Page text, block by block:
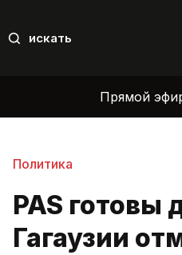
искать
Прямой
Политика
PAS готовы
Гагаузии